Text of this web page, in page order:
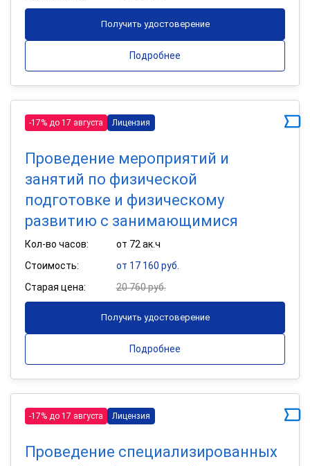
Получить удостоверение
Подробнее
-17% до 17 августа Лицензия
Проведение мероприятий и
занятий по физической
подготовке и физическому
развитию с занимающимися
Кол-во часов:
от 72 ак.ч
Стоимость:
от 17 160 руб.
Старая цена:
20 760 руб.
Получить удостоверение
Подробнее
-17% до 17 августа Лицензия
Проведение специализированных